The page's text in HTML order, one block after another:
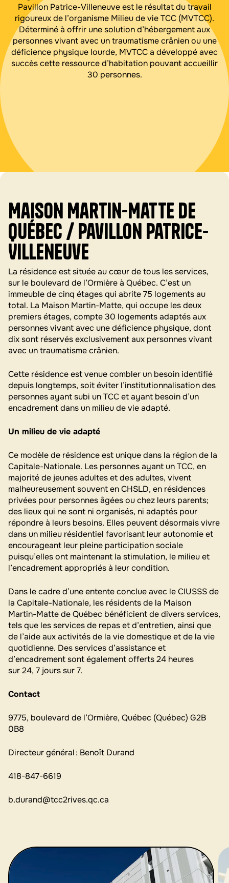
Pavillon Patrice-Villeneuve est le résultat du travail
rigoureux de l’organisme Milieu de vie TCC (MVTCC).
Déterminé à offrir une solution d’hébergement aux
personnes vivant avec un traumatisme crânien ou une
déficience physique lourde, MVTCC a développé avec
succès cette ressource d’habitation pouvant accueillir
30 personnes.
Maison Martin-Matte de
Québec / Pavillon Patrice-
Villeneuve
La résidence est située au cœur de tous les services,
sur le boulevard de l’Ormière à Québec. C’est un
immeuble de cinq étages qui abrite 75 logements au
total. La Maison Martin-Matte, qui occupe les deux
premiers étages, compte 30 logements adaptés aux
personnes vivant avec une déficience physique, dont
dix sont réservés exclusivement aux personnes vivant
avec un traumatisme crânien.
Cette résidence est venue combler un besoin identifié
depuis longtemps, soit éviter l’institutionnalisation des
personnes ayant subi un TCC et ayant besoin d’un
encadrement dans un milieu de vie adapté.
Un milieu de vie adapté
Ce modèle de résidence est unique dans la région de la
Capitale-Nationale. Les personnes ayant un TCC, en
majorité de jeunes adultes et des adultes, vivent
malheureusement souvent en CHSLD, en résidences
privées pour personnes âgées ou chez leurs parents;
des lieux qui ne sont ni organisés, ni adaptés pour
répondre à leurs besoins. Elles peuvent désormais vivre
dans un milieu résidentiel favorisant leur autonomie et
encourageant leur pleine participation sociale
puisqu’elles ont maintenant la stimulation, le milieu et
l’encadrement appropriés à leur condition.
Dans le cadre d’une entente conclue avec le CIUSSS de
la Capitale-Nationale, les résidents de la Maison
Martin-Matte de Québec bénéficient de divers services,
tels que les services de repas et d’entretien, ainsi que
de l’aide aux activités de la vie domestique et de la vie
quotidienne. Des services d’assistance et
d’encadrement sont également offerts 24 heures
sur 24, 7 jours sur 7.
Contact
9775, boulevard de l’Ormière, Québec (Québec) G2B
0B8
Directeur général : Benoît Durand
418-847-6619
b.durand@tcc2rives.qc.ca